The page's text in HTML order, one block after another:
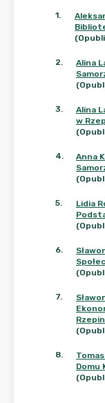
1.
2.
Alina
3.
Alina
w
4.
Anna
5.
Lidia
6.
7.
8.
Domu